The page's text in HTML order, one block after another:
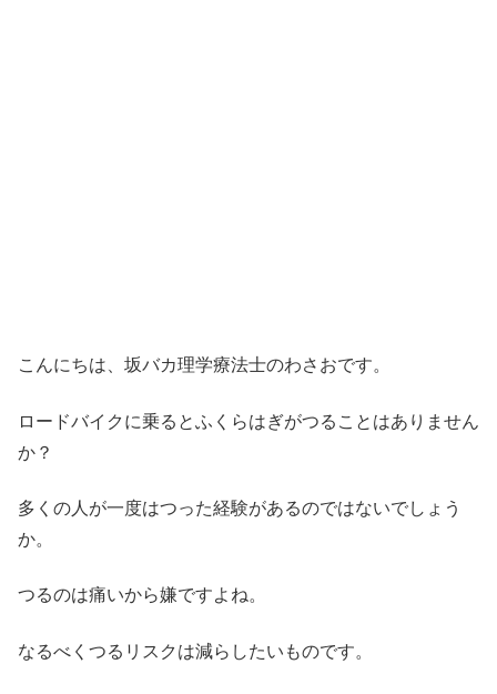
こんにちは、坂バカ理学療法士のわさおです。
ロードバイクに乗るとふくらはぎがつることはありません
か？
多くの人が一度はつった経験があるのではないでしょう
か。
つるのは痛いから嫌ですよね。
なるべくつるリスクは減らしたいものです。